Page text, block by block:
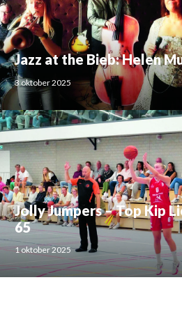
Jazz at the Bieb: Helen
3 oktober 2025
Jolly Jumpers – Top Kip
65
1 oktober 2025